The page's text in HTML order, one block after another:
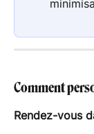
Comment
Rendez-vous